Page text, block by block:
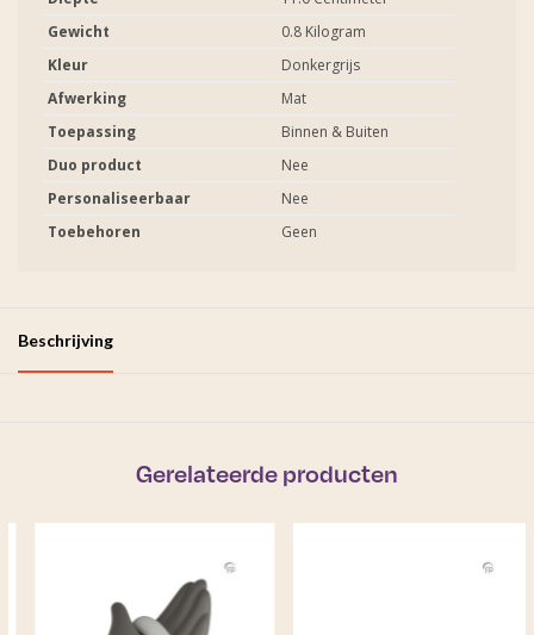
Gewicht
0.8 Kilogram
Kleur
Donkergrijs
Afwerking
Mat
Toepassing
Binnen & Buiten
Duo product
Nee
Personaliseerbaar
Nee
Toebehoren
Geen
Beschrijving
Gerelateerde producten